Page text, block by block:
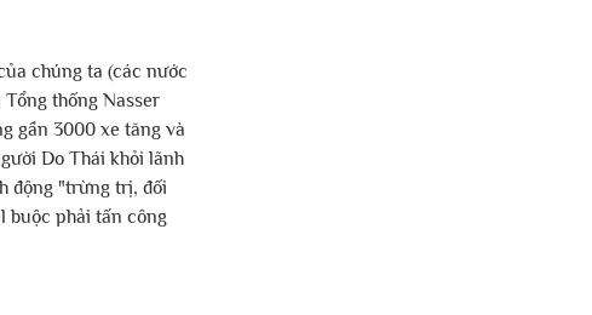
chúng ta (các nước
thống Nasser
gần 3000 xe tăng và
Do Thái khỏi lãnh
động "trừng trị, đối
buộc phải tấn công